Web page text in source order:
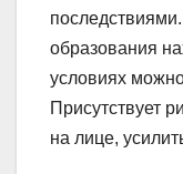
образования
условиях
Присутствует
на лице,